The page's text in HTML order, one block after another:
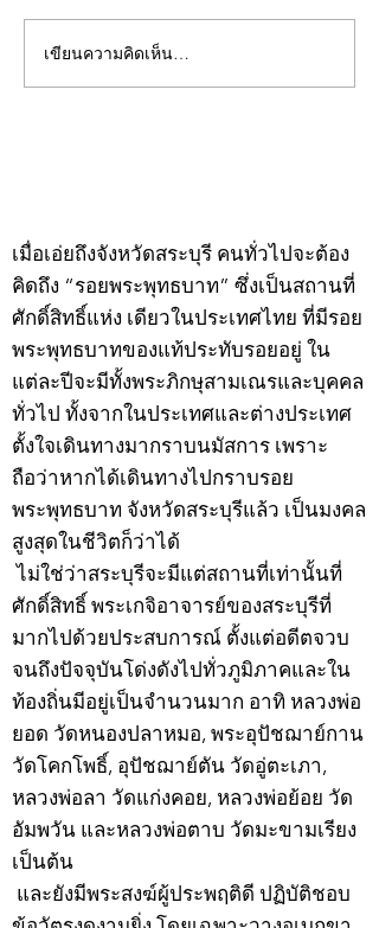
คอลัมน์"จับชีพจรวงการ
พระ"ประจำพุธที่ 29
เขียนความคิดเห็น…
เมื่อเอ่ยถึงจังหวัดสระบุรี คนทั่วไปจะต้อง
คิดถึง “รอยพระพุทธบาท” ซึ่งเป็นสถานที่
ศักดิ์สิทธิ์แห่ง เดียวในประเทศไทย ที่มีรอย
พระพุทธบาทของแท้ประทับรอยอยู่ ใน
แต่ละปีจะมีทั้งพระภิกษุสามเณรและบุคคล
ทั่วไป ทั้งจากในประเทศและต่างประเทศ
ตั้งใจเดินทางมากราบนมัสการ เพราะ
ถือว่าหากได้เดินทางไปกราบรอย
พระพุทธบาท จังหวัดสระบุรีแล้ว เป็นมงคล
สูงสุดในชีวิตก็ว่าได้
ไม่ใช่ว่าสระบุรีจะมีแต่สถานที่เท่านั้นที่
ศักดิ์สิทธิ์ พระเกจิอาจารย์ของสระบุรีที่
มากไปด้วยประสบการณ์ ตั้งแต่อดีตจวบ
จนถึงปัจจุบันโด่งดังไปทั่วภูมิภาคและใน
ท้องถิ่นมีอยู่เป็นจำนวนมาก อาทิ หลวงพ่อ
ยอด วัดหนองปลาหมอ, พระอุปัชฌาย์กาน
วัดโคกโพธิ์, อุปัชฌาย์ตัน วัดอู่ตะเภา,
หลวงพ่อลา วัดแก่งคอย, หลวงพ่อย้อย วัด
อัมพวัน และหลวงพ่อตาบ วัดมะขามเรียง
เป็นต้น
และยังมีพระสงฆ์ผู้ประพฤติดี ปฏิบัติชอบ